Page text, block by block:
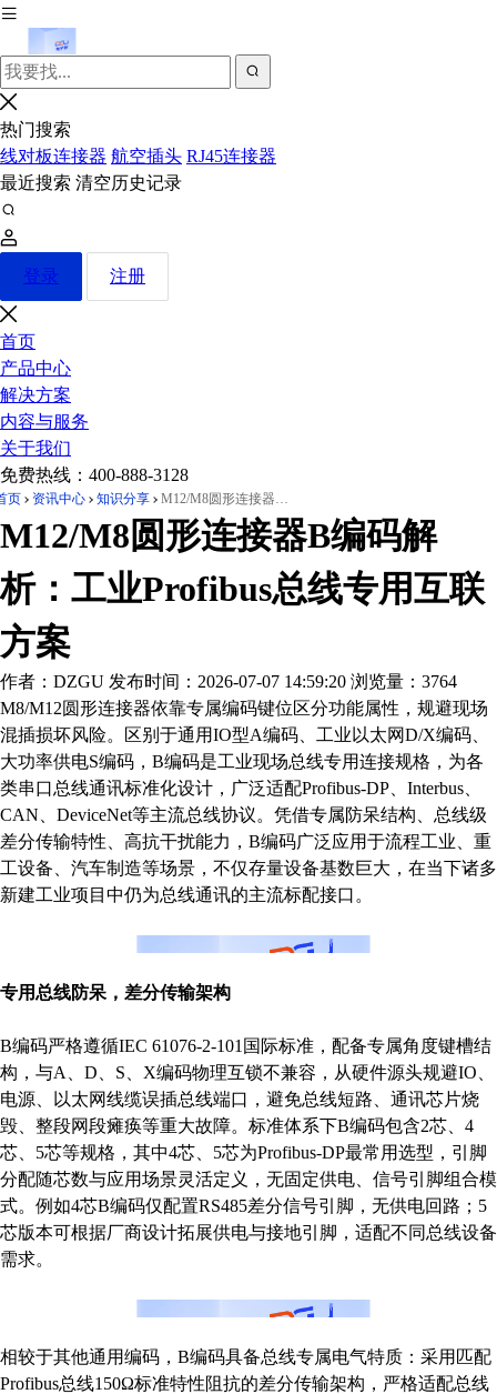
热门搜索
线对板连接器 航空插头 RJ45连接器
最近搜索 清空历史记录
登录 注册
首页
产品中心
解决方案
内容与服务
关于我们
免费热线： 400-888-3128
页 资讯中心 知识分享 M12/M8圆形连接器B编码解析：工业Profibus总线专用互联方案
M12/M8圆形连接器B编码解
析：工业Profibus总线专用互联
方案
作者：DZGU 发布时间：2026-07-07 14:59:20 浏览量：3764
M8/M12圆形连接器依靠专属编码键位区分功能属性，规避现场
混插损坏风险。区别于通用IO型A编码、工业以太网D/X编码、
大功率供电S编码，B编码是工业现场总线专用连接规格，为各
类串口总线通讯标准化设计，广泛适配Profibus-DP、Interbus、
CAN、DeviceNet等主流总线协议。凭借专属防呆结构、总线级
差分传输特性、高抗干扰能力，B编码广泛应用于流程工业、重
工设备、汽车制造等场景，不仅存量设备基数巨大，在当下诸多
新建工业项目中仍为总线通讯的主流标配接口。
专用总线防呆，差分传输架构
B编码严格遵循IEC 61076-2-101国际标准，配备专属角度键槽结
构，与A、D、S、X编码物理互锁不兼容，从硬件源头规避IO、
电源、以太网线缆误插总线端口，避免总线短路、通讯芯片烧
毁、整段网段瘫痪等重大故障。标准体系下B编码包含2芯、4
芯、5芯等规格，其中4芯、5芯为Profibus-DP最常用选型，引脚
分配随芯数与应用场景灵活定义，无固定供电、信号引脚组合模
式。例如4芯B编码仅配置RS485差分信号引脚，无供电回路；5
芯版本可根据厂商设计拓展供电与接地引脚，适配不同总线设备
需求。
相较于其他通用编码，B编码具备总线专属电气特质：采用匹配
Profibus总线150Ω标准特性阻抗的差分传输架构，严格适配总线